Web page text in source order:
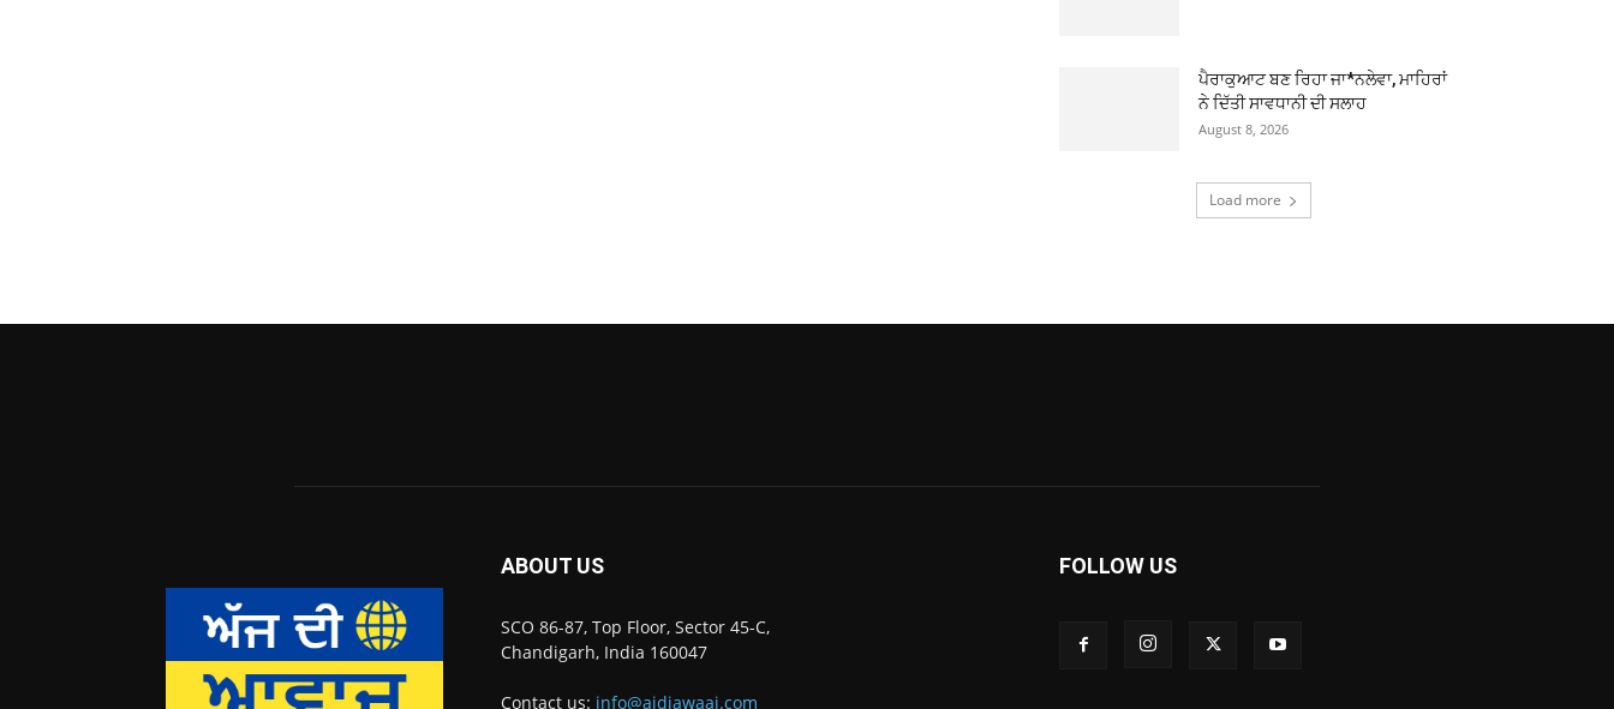
ਪੈਰਾਕੁਆਟ ਬਣ ਰਿਹਾ ਜਾ*ਨਲੇਵਾ, ਮਾਹਿਰਾਂ
ਨੇ ਦਿੱਤੀ ਸਾਵਧਾਨੀ ਦੀ ਸਲਾਹ
August 8, 2026
Load more
ABOUT US
SCO 86-87, Top Floor, Sector 45-C,
Chandigarh, India 160047
Contact us: info@ajdiawaaj.com
FOLLOW US